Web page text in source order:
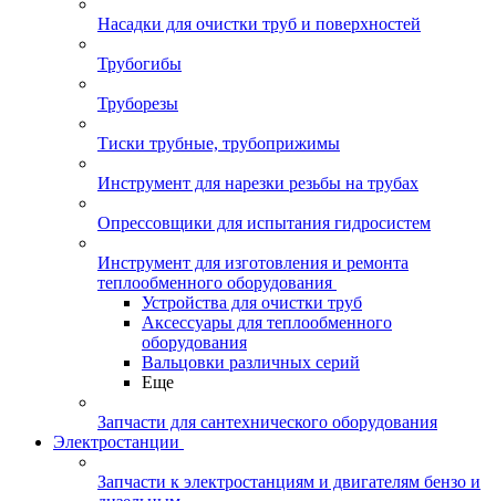
Насадки для очистки труб и поверхностей
Трубогибы
Труборезы
Тиски трубные, трубоприжимы
Инструмент для нарезки резьбы на трубах
Опрессовщики для испытания гидросистем
Инструмент для изготовления и ремонта
теплообменного оборудования
Устройства для очистки труб
Аксессуары для теплообменного
оборудования
Вальцовки различных серий
Еще
Запчасти для сантехнического оборудования
Электростанции
Запчасти к электростанциям и двигателям бензо и